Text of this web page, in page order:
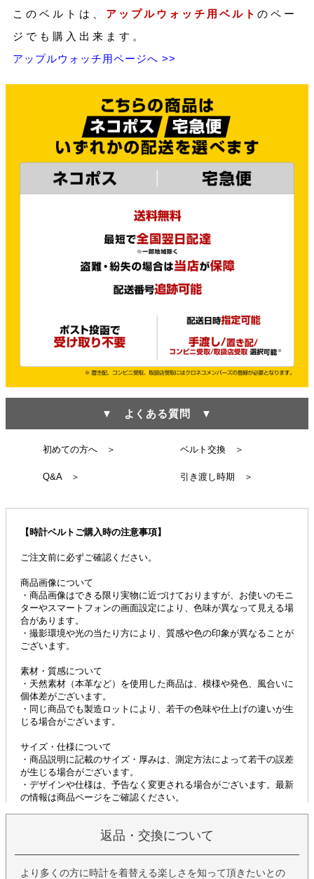
このベルトは、 アップルウォッチ用ベルト のペー
ジでも購入出来ます。
アップルウォッチ用ページへ >>
返品・交換について
より多くの方に時計を着替える楽しさを知って頂きたいとの